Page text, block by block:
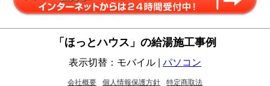
「ほっとハウス」の給湯施工事例
表示切替：モバイル | パソコン
会社概要 個人情報保護方針 特定商取法